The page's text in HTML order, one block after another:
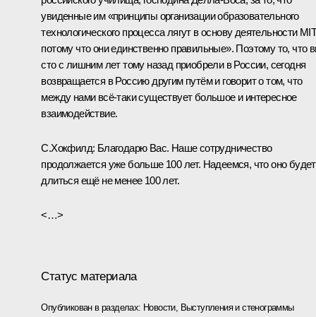
увиденные им «принципы организации образовательного
технологического процесса лягут в основу деятельности
потому что они единственно правильные». Поэтому то, что
сто с лишним лет тому назад приобрели в России, сегодня
возвращается в Россию другим путём и говорит о том, что
между нами всё‑таки существует большое и интересное
взаимодействие.
С.Хокфилд: Благодарю Вас. Наше сотрудничество
продолжается уже больше 100 лет. Надеемся, что оно будет
длиться ещё не менее 100 лет.
<…>
Статус материала
Опубликован в разделах: Новости, Выступления и стенограммы